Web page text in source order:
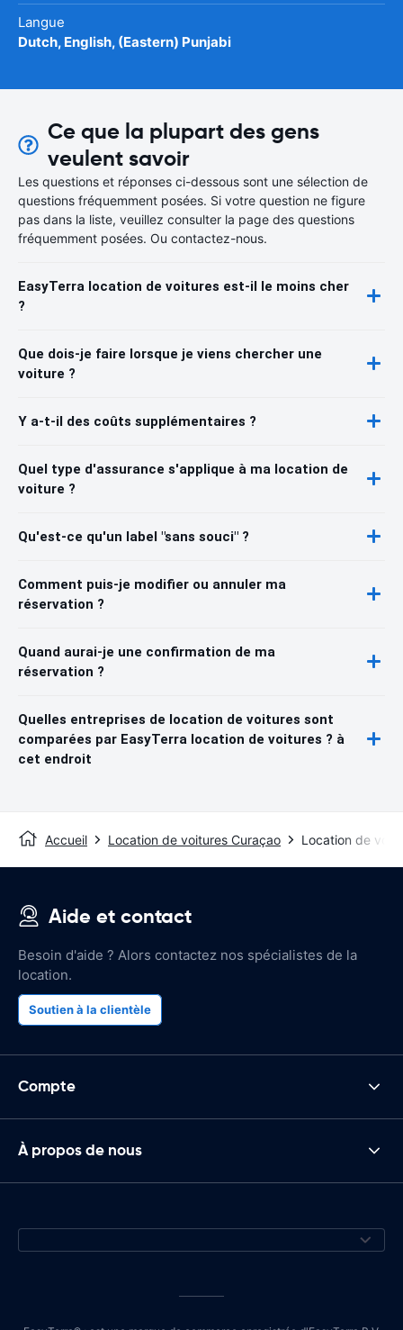
Langue
Dutch, English, (Eastern) Punjabi
Ce que la plupart des gens
veulent savoir
Les questions et réponses ci-dessous sont une sélection de
questions fréquemment posées. Si votre question ne figure
pas dans la liste, veuillez consulter la page des questions
fréquemment posées. Ou contactez-nous.
EasyTerra location de voitures est-il le moins cher
?
Que dois-je faire lorsque je viens chercher une
voiture ?
Y a-t-il des coûts supplémentaires ?
Quel type d'assurance s'applique à ma location de
voiture ?
Qu'est-ce qu'un label "sans souci" ?
Comment puis-je modifier ou annuler ma
réservation ?
Quand aurai-je une confirmation de ma
réservation ?
Quelles entreprises de location de voitures sont
comparées par EasyTerra location de voitures ? à
cet endroit
Accueil Location de voitures Curaçao Location de
Aide et contact
Besoin d'aide ? Alors contactez nos spécialistes de la
location.
Soutien à la clientèle
Compte
À propos de nous